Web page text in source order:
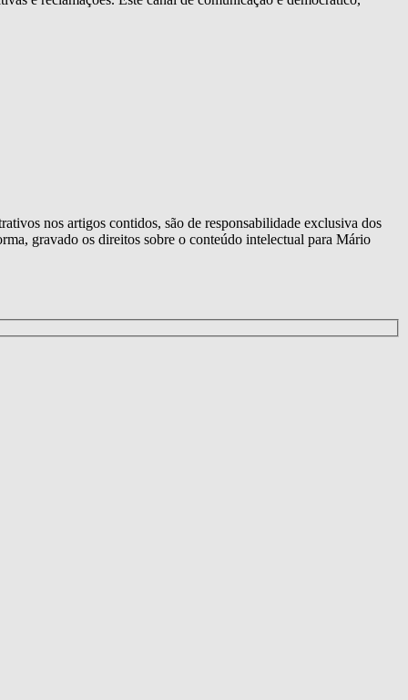
nos artigos contidos, são de responsabilidade exclusiva dos
gravado os direitos sobre o conteúdo intelectual para Mário